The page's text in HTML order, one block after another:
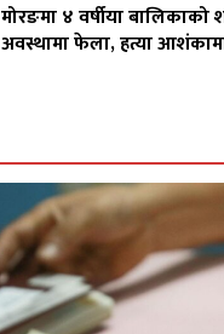
मोरङमा ४ वर्षीया बालिकाको
अवस्थामा फेला, हत्या